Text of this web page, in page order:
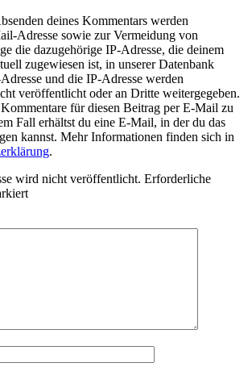
deines Kommentars werden
Adresse sowie zur Vermeidung von
die dazugehörige IP-Adresse, die deinem
zugewiesen ist, in unserer Datenbank
und die IP-Adresse werden
veröffentlicht oder an Dritte weitergegeben.
für diesen Beitrag per E-Mail zu
Fall erhältst du eine E-Mail, in der du das
kannst. Mehr Informationen finden sich in
.
wird nicht veröffentlicht. Erforderliche